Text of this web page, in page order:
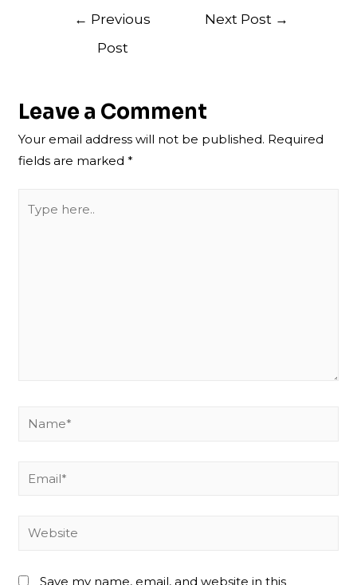
Post
navigation
← Previous
Post
Next Post →
Leave a Comment
Your email address will not be published. Required
fields are marked*
here..
Name*
Email*
Website
Save my name, email, and website in this